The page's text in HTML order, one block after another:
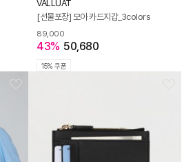
VALLUAT
[선물포장] 모아 카드지갑_3colors
89,000
43% 50,680
15% 쿠폰